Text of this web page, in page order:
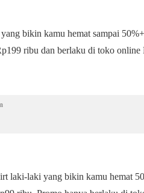
bikin kamu hemat sampai
ribu dan berlaku di toko online
laki-laki yang bikin kamu hemat